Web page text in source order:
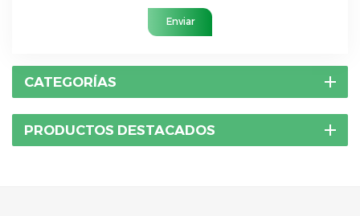
Enviar
CATEGORÍAS
PRODUCTOS DESTACADOS